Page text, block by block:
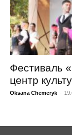
Фестиваль
центр
Oksana Chemeryk -